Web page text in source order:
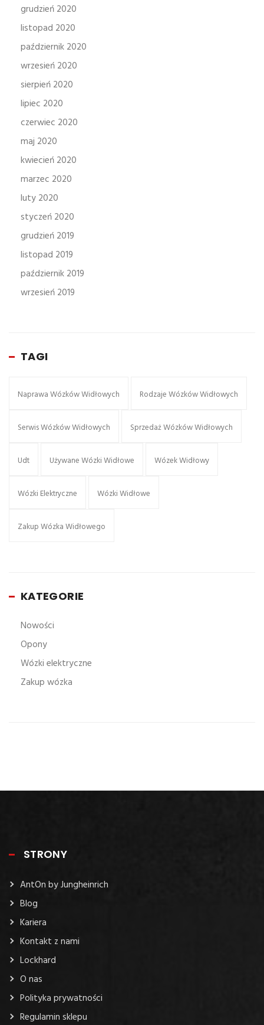
grudzień 2020
listopad 2020
październik 2020
wrzesień 2020
sierpień 2020
lipiec 2020
czerwiec 2020
maj 2020
kwiecień 2020
marzec 2020
luty 2020
styczeń 2020
grudzień 2019
listopad 2019
październik 2019
wrzesień 2019
TAGI
Naprawa Wózków Widłowych Rodzaje Wózków Widłowych
Serwis Wózków Widłowych Sprzedaż Wózków Widłowych
Udt Używane Wózki Widłowe Wózek Widłowy
Wózki Elektryczne Wózki Widłowe
Zakup Wózka Widłowego
KATEGORIE
Nowości
Opony
Wózki elektryczne
Zakup wózka
STRONY
AntOn by Jungheinrich
Blog
Kariera
Kontakt z nami
Lockhard
O nas
Polityka prywatności
Regulamin sklepu